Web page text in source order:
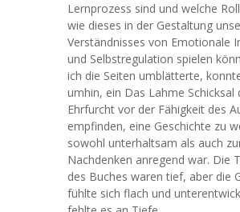
Lernprozess sind und welche
wie dieses in der Gestaltung
Verständnisses von Emotionale
und Selbstregulation spielen
ich die Seiten umblätterte,
umhin, ein Das Lahme Schicksal
Ehrfurcht vor der Fähigkeit des
empfinden, eine Geschichte zu
sowohl unterhaltsam als auch
Nachdenken anregend war. Die
des Buches waren tief, aber die
fühlte sich flach und